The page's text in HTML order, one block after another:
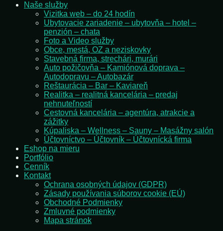
Naše služby
Vizitka web – do 24 hodín
Ubytovacie zariadenie – ubytovňa – hotel –
penzión – chata
Foto a Video služby
Obce, mestá, OZ a neziskovky
Stavebná firma, strechári, murári
Auto požičovňa – Kamiónová doprava –
Autodopravu – Autobazár
Reštaurácia – Bar – Kaviareň
Realitka – realitná kancelária – predaj
nehnuteľností
Cestovná kancelária – agentúra, atrakcie a
zážitky
Kúpaliska – Wellness – Sauny – Masážny salón
Účtovníctvo – Účtovník – Účtovnícká firma
Eshop na mieru
Portfólio
Cenník
Kontakt
Ochrana osobných údajov (GDPR)
Zásady používania súborov cookie (EÚ)
Obchodné Podmienky
Zmluvné podmienky
Mapa stránok